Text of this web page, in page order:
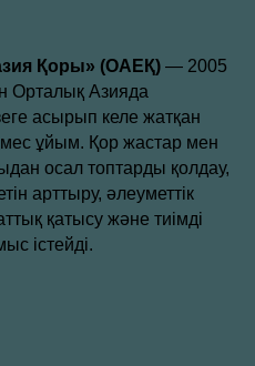
Қоры» (ОАЕҚ) — 2005
Орталық Азияда
асырып келе жатқан
ұйым. Қор жастар мен
осал топтарды қолдау,
арттыру, әлеуметтік
қатысу және тиімді
істейді.